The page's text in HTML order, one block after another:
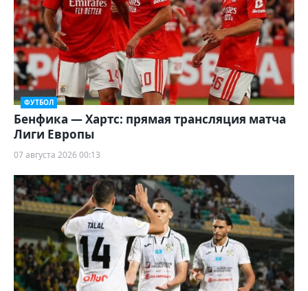
ФУТБОЛ
Бенфика — Хартс: прямая трансляция матча
Лиги Европы
07 августа 2026 00:13